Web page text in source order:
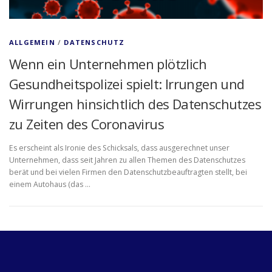
ALLGEMEIN / DATENSCHUTZ
Wenn ein Unternehmen plötzlich
Gesundheitspolizei spielt: Irrungen und
Wirrungen hinsichtlich des Datenschutzes
zu Zeiten des Coronavirus
Es erscheint als Ironie des Schicksals, dass ausgerechnet unser
Unternehmen, dass seit Jahren zu allen Themen des Datenschutzes
berät und bei vielen Firmen den Datenschutzbeauftragten stellt, bei
einem Autohaus (das …